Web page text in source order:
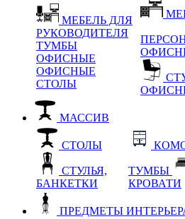
МЕБЕЛЬ ДЛЯ
РУКОВОДИТЕЛЯ
ТУМБЫ
ОФИСНЫЕ
ОФИСНЫЕ
СТОЛЫ
МАССИВ
СТОЛЫ
СТУЛЬЯ,
БАНКЕТКИ
ТУМБЫ
КРОВАТИ
ПРЕДМЕТЫ